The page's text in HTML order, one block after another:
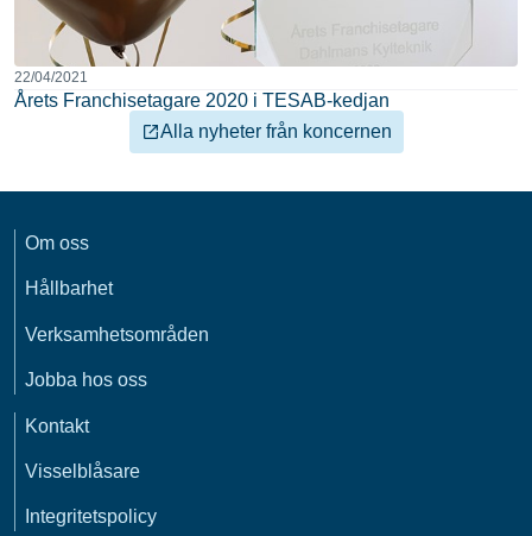
22/04/2021
Årets Franchisetagare 2020 i TESAB-kedjan
Alla nyheter från koncernen
Om oss
Hållbarhet
Verksamhetsområden
Jobba hos oss
Kontakt
Visselblåsare
Integritetspolicy